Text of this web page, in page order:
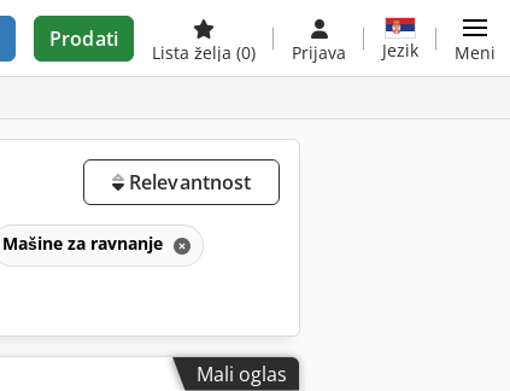
Prodati
Lista želja (0) Prijava Jezik Meni
Relevantnost
Mašine za ravnanje
Mali oglas